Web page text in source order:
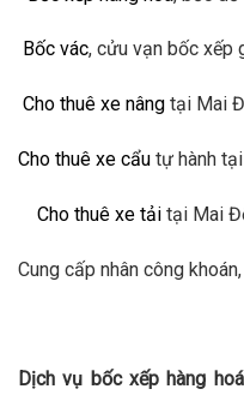
Bốc vác, cửu vạn bốc xếp
Cho thuê xe nâng tại Mai
Cho thuê xe cẩu tự hành
Cho thuê xe tải tại Mai
Cung cấp nhân công khoán,
Dịch vụ bốc xếp hàng